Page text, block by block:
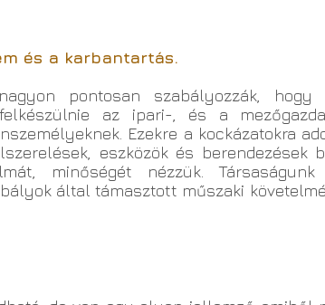
és a karbantartás.
pontosan szabályozzák,
az ipari-, és a
Ezekre a kockázatokra
eszközök és berendezések
minőségét nézzük.
által támasztott műszaki